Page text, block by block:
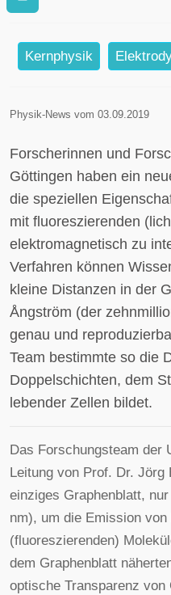
Kernphysik
Physik-News vom 03.09.2019
Forscherinnen und
Göttingen haben ein
die speziellen
mit fluoreszierenden
elektromagnetisch zu
Verfahren können
kleine Distanzen in der
Ångström (der
genau und
Team bestimmte so die
Doppelschichten, dem
lebender Zellen bildet.
Das Forschungsteam der
Leitung von Prof. Dr. Jörg
einziges Graphenblatt,
nm), um die Emission
(fluoreszierenden)
dem Graphenblatt
optische Transparenz von